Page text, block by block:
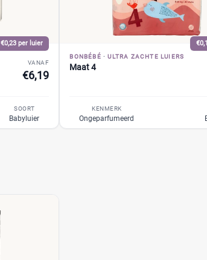
€0,23 per luier
VANAF
€6,19
SOORT
Babyluier
BONBÉBÉ ·ULTRA ZACHTE LUIERS
Maat 4
KENMERK
Ongeparfumeerd